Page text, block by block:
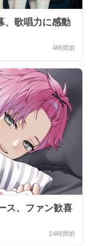
、歌唱力に感動
4時間前
ス、ファン歓喜
14時間前